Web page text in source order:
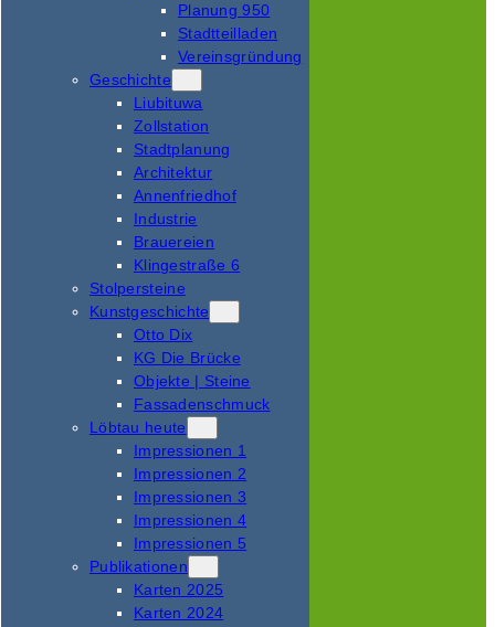
Planung 950
Stadtteilladen
Vereinsgründung
Geschichte
Liubituwa
Zollstation
Stadtplanung
Architektur
Annenfriedhof
Industrie
Brauereien
Klingestraße 6
Stolpersteine
Kunstgeschichte
Otto Dix
KG Die Brücke
Objekte | Steine
Fassadenschmuck
Löbtau heute
Impressionen 1
Impressionen 2
Impressionen 3
Impressionen 4
Impressionen 5
Publikationen
Karten 2025
Karten 2024